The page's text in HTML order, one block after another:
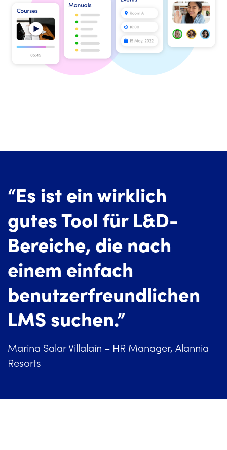
“Es ist ein wirklich
gutes Tool für L&D-
Bereiche, die nach
einem einfach
benutzerfreundlichen
LMS suchen.”
Marina Salar Villalaín – HR Manager, Alannia
Resorts